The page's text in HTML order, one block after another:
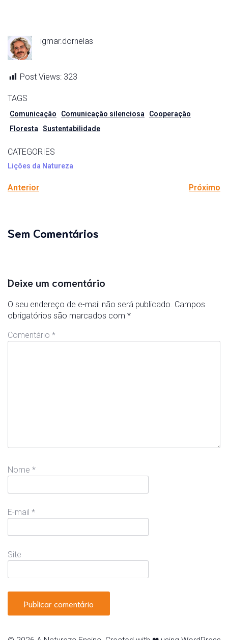
igmar.dornelas
Post Views: 323
TAGS
Comunicação Comunicação silenciosa
Cooperação
Floresta
Sustentabilidade
CATEGORIES
Lições da Natureza
Anterior Próximo
Sem Comentários
Deixe um comentário
O seu endereço de e-mail não será publicado. Campos
obrigatórios são marcados com *
Comentário *
Nome *
E-mail *
Site